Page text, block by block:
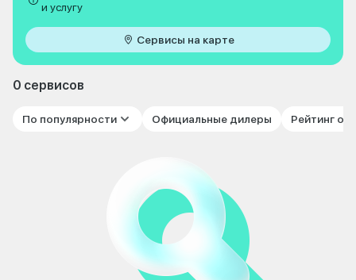
и услугу
Сервисы на карте
0 сервисов
По популярности Официальные дилеры Рейтинг